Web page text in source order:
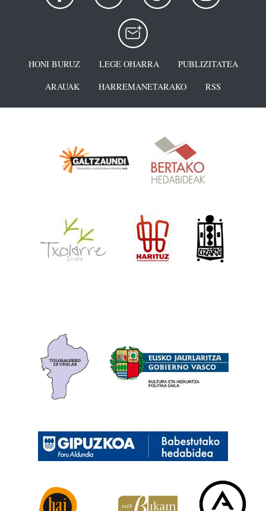
HONI BURUZ LEGE OHARRA
PUBLIZITATEA
ARAUAK
HARREMANETARAKO RSS